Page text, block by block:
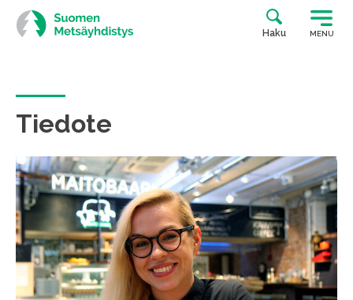
Siirry
suoraan
sisältöön
Haku MENU
Tiedote